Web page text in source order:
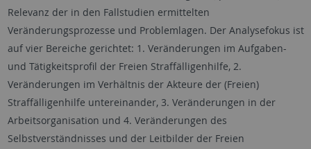
Relevanz der in den Fallstudien ermittelten
Veränderungsprozesse und Problemlagen. Der Analysefokus ist
auf vier Bereiche gerichtet: 1. Veränderungen im Aufgaben-
und Tätigkeitsprofil der Freien Straffälligenhilfe, 2.
Veränderungen im Verhältnis der Akteure der (Freien)
Straffälligenhilfe untereinander, 3. Veränderungen in der
Arbeitsorganisation und 4. Veränderungen des
Selbstverständnisses und der Leitbilder der Freien